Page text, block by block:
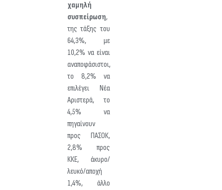
χαμηλή
συσπείρωση,
της τάξης του
64,3%, με
10,2% να είναι
αναποφάσιστοι,
το 8,2% να
επιλέγει Νέα
Αριστερά, το
4,5% να
πηγαίνουν
προς ΠΑΣΟΚ,
2,8% προς
ΚΚΕ, άκυρο/
λευκό/αποχή
1,4%, άλλο